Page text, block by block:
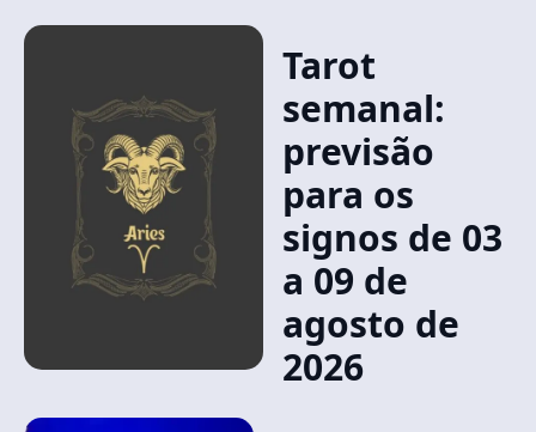
Tarot
semanal:
previsão
para os
signos de 03
a 09 de
agosto de
2026